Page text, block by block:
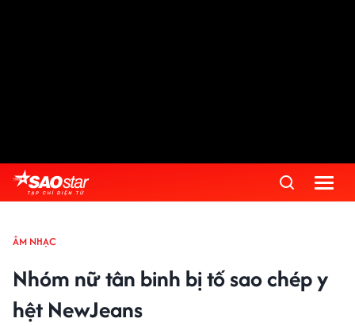
ÂM NHẠC
Nhóm nữ tân binh bị tố sao chép y
hệt NewJeans